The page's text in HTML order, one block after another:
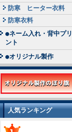
防寒 ヒーター衣料
防寒衣料
●ネーム入れ・背中プリ
ント
●オリジナル製作
人気ランキング